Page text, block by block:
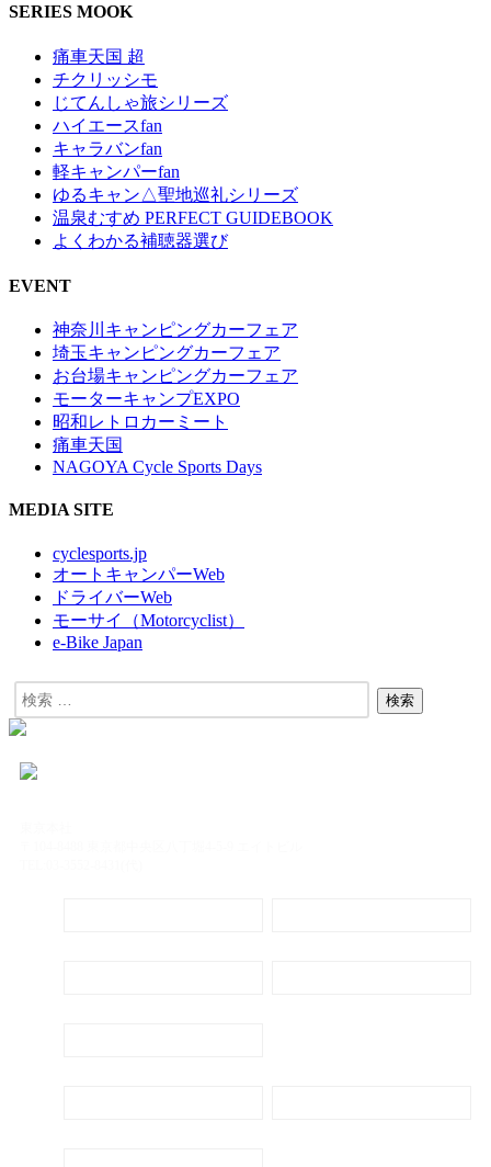
SERIES MOOK
痛車天国 超
チクリッシモ
じてんしゃ旅シリーズ
ハイエースfan
キャラバンfan
軽キャンパーfan
ゆるキャン△聖地巡礼シリーズ
温泉むすめ PERFECT GUIDEBOOK
よくわかる補聴器選び
EVENT
神奈川キャンピングカーフェア
埼玉キャンピングカーフェア
お台場キャンピングカーフェア
モーターキャンプEXPO
昭和レトロカーミート
痛車天国
NAGOYA Cycle Sports Days
MEDIA SITE
cyclesports.jp
オートキャンパーWeb
ドライバーWeb
モーサイ（Motorcyclist）
e-Bike Japan